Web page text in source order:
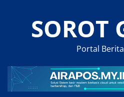
SOROT
Portal